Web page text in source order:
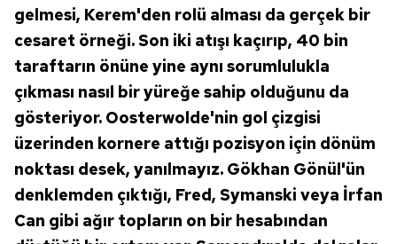
gelmesi, Kerem'den rolü alması da gerçek bir
cesaret örneği. Son iki atışı kaçırıp, 40 bin
taraftarın önüne yine aynı sorumlulukla
çıkması nasıl bir yüreğe sahip olduğunu da
gösteriyor. Oosterwolde'nin gol çizgisi
üzerinden kornere attığı pozisyon için dönüm
noktası desek, yanılmayız. Gökhan Gönül'ün
denklemden çıktığı, Fred, Symanski veya İrfan
Can gibi ağır topların on bir hesabından